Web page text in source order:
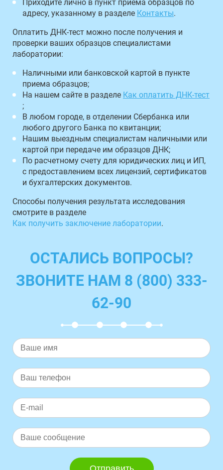
Приходите лично в пункт приема образцов по
адресу, указанному в разделе Контакты.
Оплатить ДНК-тест можно после получения и
проверки ваших образцов специалистами
лаборатории:
Наличными или банковской картой в пункте
приема образцов;
На нашем сайте в разделе Как оплатить ДНК-тест
;
В любом городе, в отделении Сбербанка или
любого другого Банка по квитанции;
Нашим выездным специалистам наличными или
картой при передаче им образцов ДНК;
По расчетному счету для юридических лиц и ИП,
с предоставлением всех лицензий, сертификатов
и бухгалтерских документов.
Способы получения результата исследования
смотрите в разделе
Как получить заключение лаборатории.
ОСТАЛИСЬ ВОПРОСЫ?
ЗВОНИТЕ НАМ 8 (800) 333-
62-90